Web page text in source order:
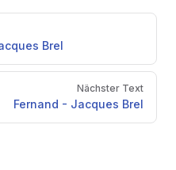
Brel
Nächster Text
Fernand - Jacques Brel